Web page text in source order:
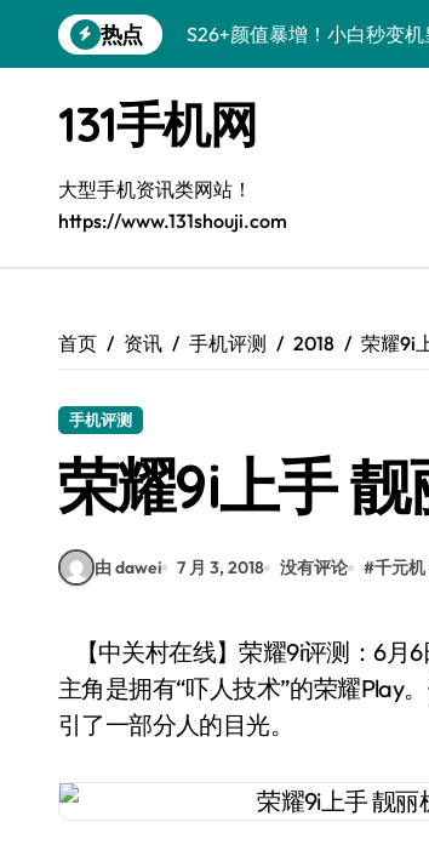
到
热点
S26+颜值暴增！小白秒变机
三星S26上手必学的个性化美
S25美化攻略：小白秒变酷炫
三星Galaxy C55 5G惊艳亮相
Galaxy C55 5G定制秘籍，
S25+上手秒变焦点！
131手机网
大型手机资讯类网站！
https://www.131shouji.com
首页 资讯 手机评测 2018 荣耀9i
手机评测
荣耀9i上手
由 dawei 7 月 3, 2018 没有评论 #千元机
【中关村在线】荣耀9i评测：6月6日，荣耀在北京发布了荣耀Play和荣耀9i，虽然本次发布会的
主角是拥有“吓人技术”的荣耀Play
引了一部分人的目光。